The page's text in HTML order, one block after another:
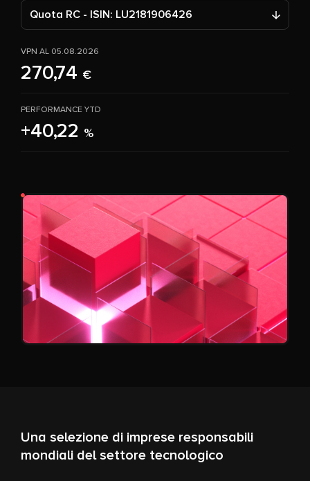
Quota RC - ISIN: LU2181906426
VPN AL 05.08.2026
270,74 €
PERFORMANCE YTD
+40,22 %
Una selezione di imprese responsabili
mondiali del settore tecnologico